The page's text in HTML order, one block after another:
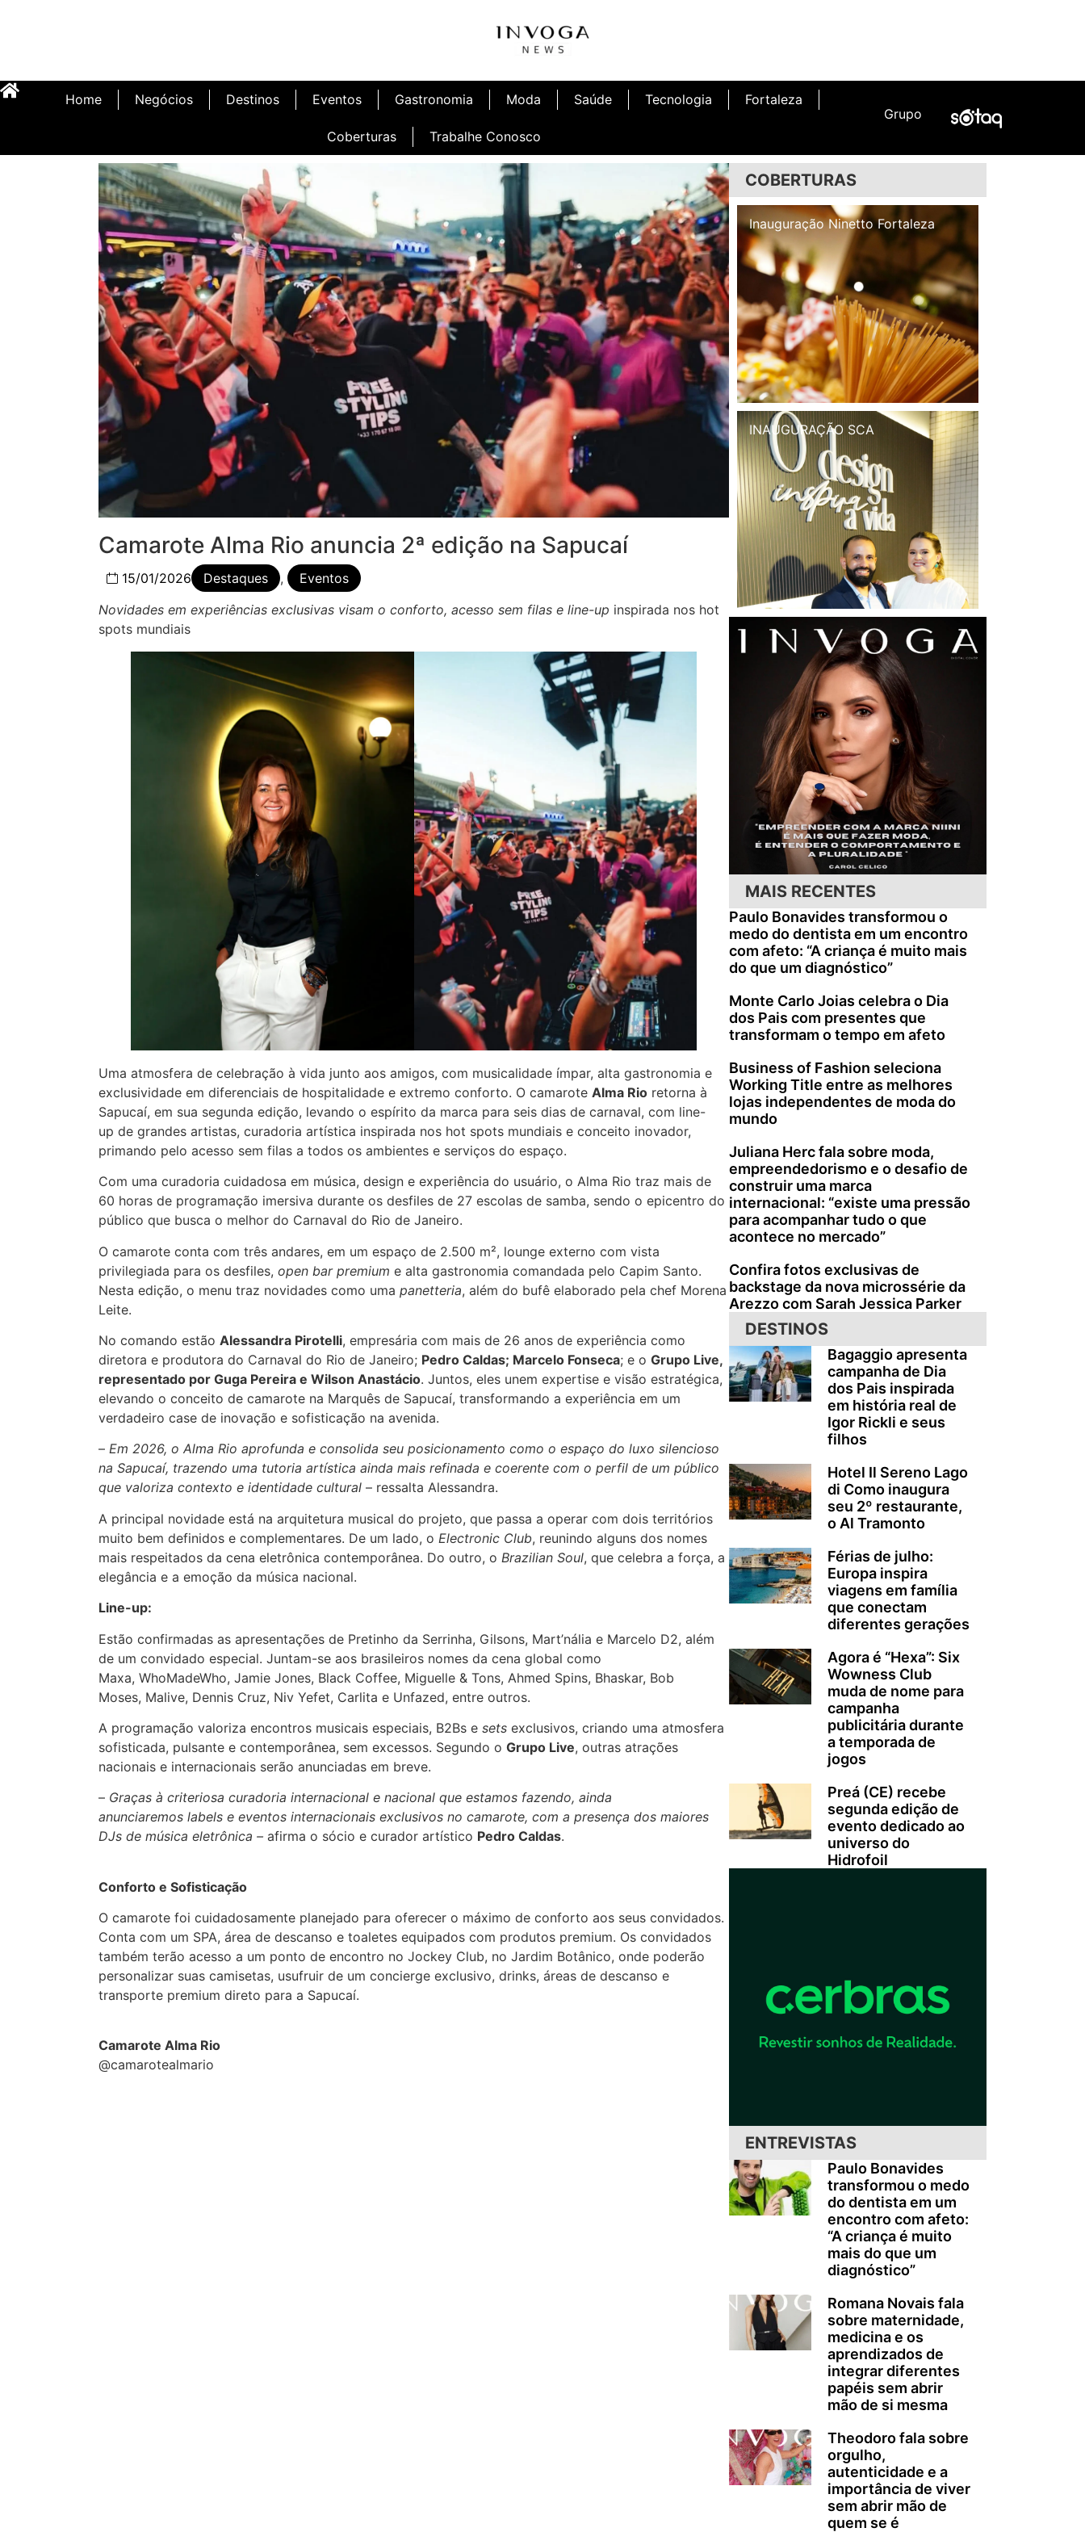
Home Negócios Destinos Eventos Gastronomia Moda Saúde Tecnologia Fortaleza
Coberturas Trabalhe Conosco
Grupo
Camarote Alma Rio anuncia 2ª edição na Sapucaí
15/01/2026 Destaques ,
Eventos
Novidades em experiências exclusivas visam o conforto, acesso sem filas e line-up inspirada nos hot
spots mundiais
Uma atmosfera de celebração à vida junto aos amigos, com musicalidade ímpar, alta gastronomia e
exclusividade em diferenciais de hospitalidade e extremo conforto. O camarote Alma Rio retorna à
Sapucaí, em sua segunda edição, levando o espírito da marca para seis dias de carnaval, com line-
up de grandes artistas, curadoria artística inspirada nos hot spots mundiais e conceito inovador,
primando pelo acesso sem filas a todos os ambientes e serviços do espaço.
Com uma curadoria cuidadosa em música, design e experiência do usuário, o Alma Rio traz mais de
60 horas de programação imersiva durante os desfiles de 27 escolas de samba, sendo o epicentro do
público que busca o melhor do Carnaval do Rio de Janeiro.
O camarote conta com três andares, em um espaço de 2.500 m², lounge externo com vista
privilegiada para os desfiles, open bar premium e alta gastronomia comandada pelo Capim Santo.
Nesta edição, o menu traz novidades como uma panetteria, além do bufê elaborado pela chef Morena
Leite.
No comando estão Alessandra Pirotelli, empresária com mais de 26 anos de experiência como
diretora e produtora do Carnaval do Rio de Janeiro; Pedro Caldas; Marcelo Fonseca; e o Grupo Live,
representado por Guga Pereira e Wilson Anastácio. Juntos, eles unem expertise e visão estratégica,
elevando o conceito de camarote na Marquês de Sapucaí, transformando a experiência em um
verdadeiro case de inovação e sofisticação na avenida.
– Em 2026, o Alma Rio aprofunda e consolida seu posicionamento como o espaço do luxo silencioso
na Sapucaí, trazendo uma tutoria artística ainda mais refinada e coerente com o perfil de um público
que valoriza contexto e identidade cultural – ressalta Alessandra.
A principal novidade está na arquitetura musical do projeto, que passa a operar com dois territórios
muito bem definidos e complementares. De um lado, o Electronic Club, reunindo alguns dos nomes
mais respeitados da cena eletrônica contemporânea. Do outro, o Brazilian Soul, que celebra a força, a
elegância e a emoção da música nacional.
Line-up:
Estão confirmadas as apresentações de Pretinho da Serrinha, Gilsons, Mart’nália e Marcelo D2, além
de um convidado especial. Juntam-se aos brasileiros nomes da cena global como
Maxa, WhoMadeWho, Jamie Jones, Black Coffee, Miguelle & Tons, Ahmed Spins, Bhaskar, Bob
Moses, Malive, Dennis Cruz, Niv Yefet, Carlita e Unfazed, entre outros.
A programação valoriza encontros musicais especiais, B2Bs e sets exclusivos, criando uma atmosfera
sofisticada, pulsante e contemporânea, sem excessos. Segundo o Grupo Live, outras atrações
nacionais e internacionais serão anunciadas em breve.
– Graças à criteriosa curadoria internacional e nacional que estamos fazendo, ainda
anunciaremos labels e eventos internacionais exclusivos no camarote, com a presença dos maiores
DJs de música eletrônica – afirma o sócio e curador artístico Pedro Caldas.
Conforto e Sofisticação
O camarote foi cuidadosamente planejado para oferecer o máximo de conforto aos seus convidados.
Conta com um SPA, área de descanso e toaletes equipados com produtos premium. Os convidados
também terão acesso a um ponto de encontro no Jockey Club, no Jardim Botânico, onde poderão
personalizar suas camisetas, usufruir de um concierge exclusivo, drinks, áreas de descanso e
transporte premium direto para a Sapucaí.
Camarote Alma Rio
@camarotealmario
COBERTURAS
Inauguração Illa Café Inauguração Ninetto Fortaleza Inauguração Illa Café
INAUGURAÇÃO SCA
MAIS RECENTES
Paulo Bonavides transformou o
medo do dentista em um encontro
com afeto: “A criança é muito mais
do que um diagnóstico”
Monte Carlo Joias celebra o Dia
dos Pais com presentes que
transformam o tempo em afeto
Business of Fashion seleciona
Working Title entre as melhores
lojas independentes de moda do
mundo
Juliana Herc fala sobre moda,
empreendedorismo e o desafio de
construir uma marca
internacional: “existe uma pressão
para acompanhar tudo o que
acontece no mercado”
Confira fotos exclusivas de
backstage da nova microssérie da
Arezzo com Sarah Jessica Parker
DESTINOS
Bagaggio apresenta
campanha de Dia
dos Pais inspirada
em história real de
Igor Rickli e seus
filhos
Hotel Il Sereno Lago
di Como inaugura
seu 2º restaurante,
o Al Tramonto
Férias de julho:
Europa inspira
viagens em família
que conectam
diferentes gerações
Agora é “Hexa”: Six
Wowness Club
muda de nome para
campanha
publicitária durante
a temporada de
jogos
Preá (CE) recebe
segunda edição de
evento dedicado ao
universo do
Hidrofoil
ENTREVISTAS
Paulo Bonavides
transformou o medo
do dentista em um
encontro com afeto:
“A criança é muito
mais do que um
diagnóstico”
Romana Novais fala
sobre maternidade,
medicina e os
aprendizados de
integrar diferentes
papéis sem abrir
mão de si mesma
Theodoro fala sobre
orgulho,
autenticidade e a
importância de viver
sem abrir mão de
quem se é